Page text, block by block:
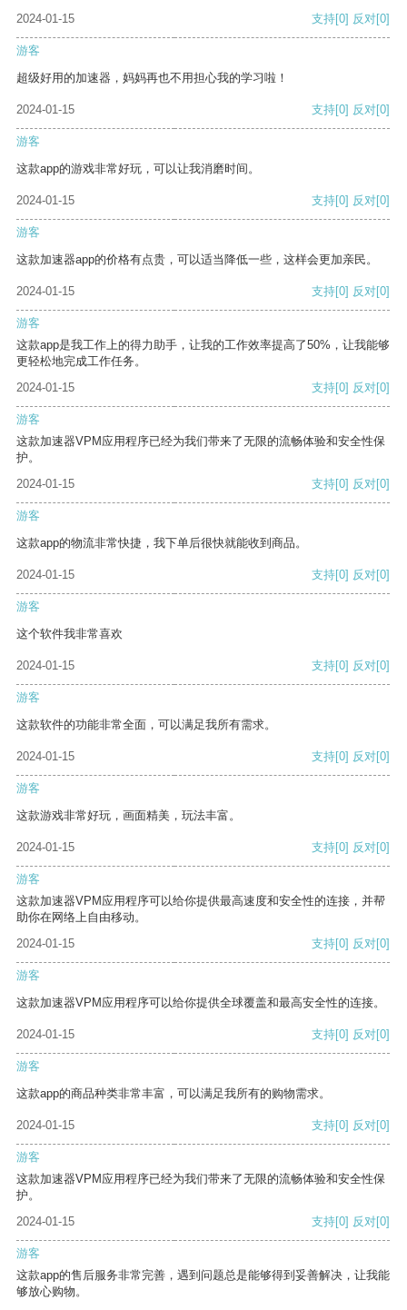
2024-01-15 支持[0] 反对[0]
游客
超级好用的加速器，妈妈再也不用担心我的学习啦！
2024-01-15 支持[0] 反对[0]
游客
这款app的游戏非常好玩，可以让我消磨时间。
2024-01-15 支持[0] 反对[0]
游客
这款加速器app的价格有点贵，可以适当降低一些，这样会更加亲民。
2024-01-15 支持[0] 反对[0]
游客
这款app是我工作上的得力助手，让我的工作效率提高了50%，让我能够
更轻松地完成工作任务。
2024-01-15
支持[0] 反对[0]
游客
这款加速器VPM应用程序已经为我们带来了无限的流畅体验和安全性保
护。
2024-01-15
支持[0] 反对[0]
游客
这款app的物流非常快捷，我下单后很快就能收到商品。
2024-01-15 支持[0] 反对[0]
游客
这个软件我非常喜欢
2024-01-15 支持[0] 反对[0]
游客
这款软件的功能非常全面，可以满足我所有需求。
2024-01-15 支持[0] 反对[0]
游客
这款游戏非常好玩，画面精美，玩法丰富。
2024-01-15 支持[0] 反对[0]
游客
这款加速器VPM应用程序可以给你提供最高速度和安全性的连接，并帮
助你在网络上自由移动。
2024-01-15
支持[0] 反对[0]
游客
这款加速器VPM应用程序可以给你提供全球覆盖和最高安全性的连接。
2024-01-15 支持[0] 反对[0]
游客
这款app的商品种类非常丰富，可以满足我所有的购物需求。
2024-01-15 支持[0] 反对[0]
游客
这款加速器VPM应用程序已经为我们带来了无限的流畅体验和安全性保
护。
2024-01-15
支持[0] 反对[0]
游客
这款app的售后服务非常完善，遇到问题总是能够得到妥善解决，让我能
够放心购物。